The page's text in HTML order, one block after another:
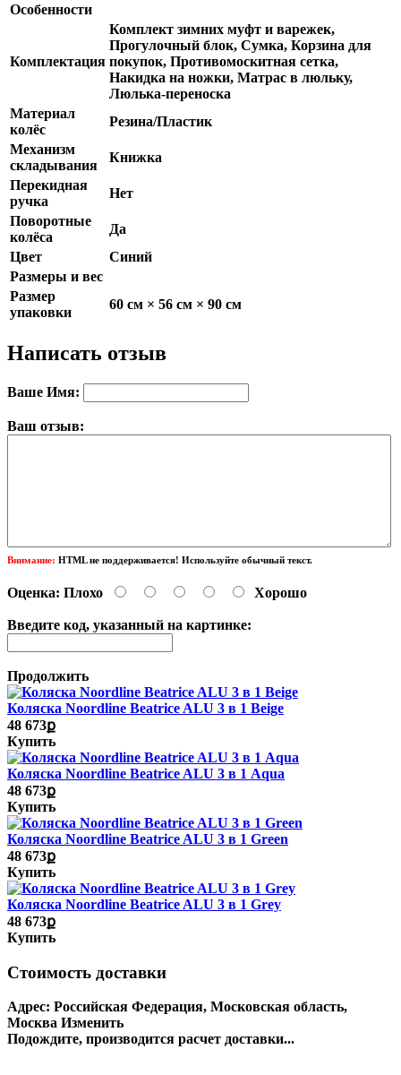
Особенности
Комплектация
Комплект зимних муфт и варежек,
Прогулочный блок, Сумка, Корзина для
покупок, Противомоскитная сетка,
Накидка на ножки, Матрас в люльку,
Люлька-переноска
Материал
колёс
Резина/Пластик
Механизм
складывания
Книжка
Перекидная
ручка
Нет
Поворотные
колёса
Да
Цвет
Синий
Размеры и вес
Размер
упаковки
60 см × 56 см × 90 см
Написать отзыв
Ваше Имя:
Ваш отзыв:
Внимание: HTML не поддерживается! Используйте обычный текст.
Оценка: Плохо Хорошо
Введите код, указанный на картинке:
Продолжить
Коляска Noordline Beatrice ALU 3 в 1 Beige
48 673ք
Купить
Коляска Noordline Beatrice ALU 3 в 1 Aqua
48 673ք
Купить
Коляска Noordline Beatrice ALU 3 в 1 Green
48 673ք
Купить
Коляска Noordline Beatrice ALU 3 в 1 Grey
48 673ք
Купить
Стоимость доставки
Адрес: Российская Федерация, Московская область,
Москва Изменить
Подождите, производится расчет доставки...